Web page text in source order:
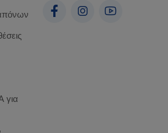
για